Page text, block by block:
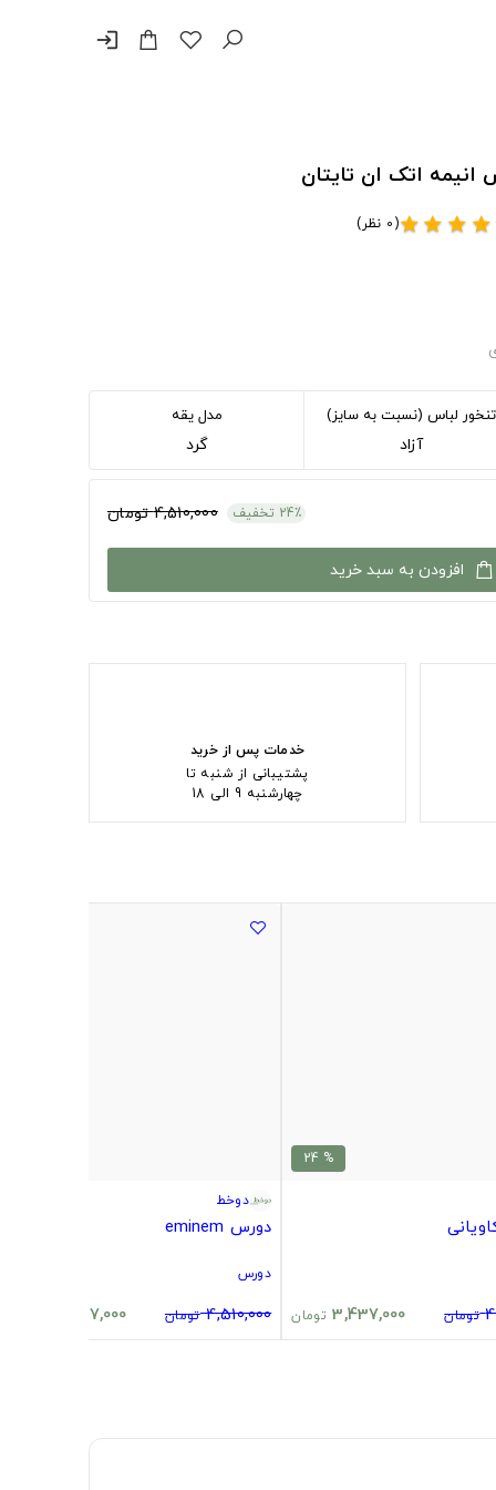
login
star
star
star
star(0 نظر)
تنخور لباس (نسبت به سایز)
آزاد
مدل یقه
گرد
24٪ تخفیف 4,510,000 تومان
افزودن به سبد خرید
خدمات پس از خرید
پشتیبانی از شنبه تا
چهارشنبه 9 الی 18
% 24
تومان 3,437,000 تومان
دوخط
دورس eminem
دورس
4,510,000 تومان 3,437,000